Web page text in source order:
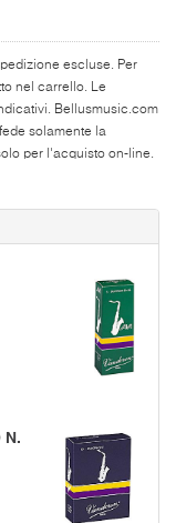
escluse. Per
nel carrello. Le
Bellusmusic.com
solamente la
per l'acquisto on-line.
N.